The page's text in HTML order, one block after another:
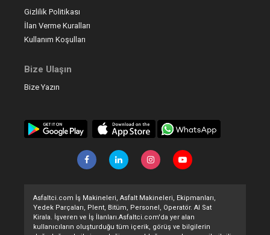
Gizlilik Politikası
İlan Verme Kuralları
Kullanım Koşulları
Bize Ulaşın
Bize Yazın
Asfaltci.com İş Makineleri, Asfalt Makineleri, Ekipmanları,
Yedek Parçaları, Plent, Bitüm, Personel, Operatör. Al Sat
Kirala. İşveren ve İş İlanları.Asfaltci.com'da yer alan
kullanıcıların oluşturduğu tüm içerik, görüş ve bilgilerin